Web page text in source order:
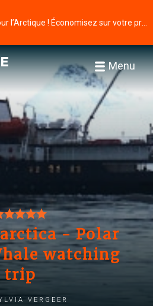
Menu
- Polar
watching
trip
Vergeer